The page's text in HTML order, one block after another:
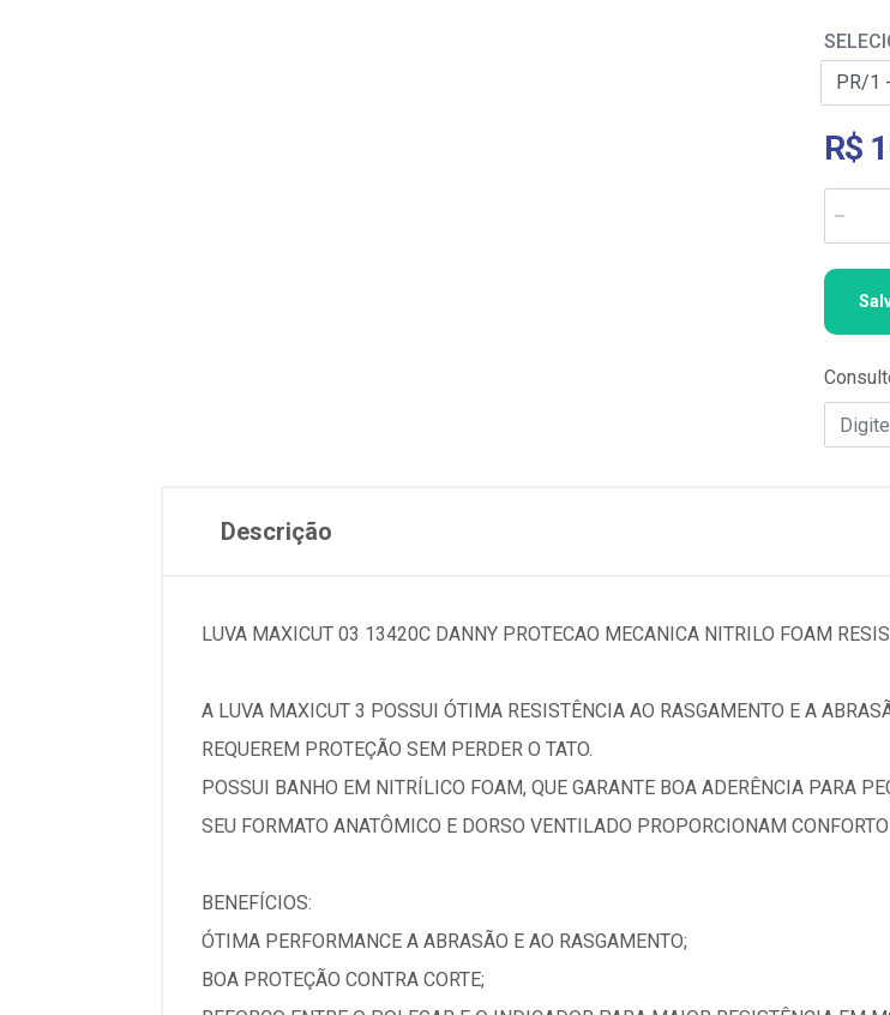
R$
Descrição
LUVA MAXICUT 03 13420C DANNY PROTECAO MECANICA NITRILO FOAM
A LUVA MAXICUT 3 POSSUI ÓTIMA RESISTÊNCIA AO RASGAMENTO E A
REQUEREM PROTEÇÃO SEM PERDER O TATO.
POSSUI BANHO EM NITRÍLICO FOAM, QUE GARANTE BOA ADERÊNCIA PARA
SEU FORMATO ANATÔMICO E DORSO VENTILADO PROPORCIONAM
BENEFÍCIOS:
ÓTIMA PERFORMANCE A ABRASÃO E AO RASGAMENTO;
BOA PROTEÇÃO CONTRA CORTE;